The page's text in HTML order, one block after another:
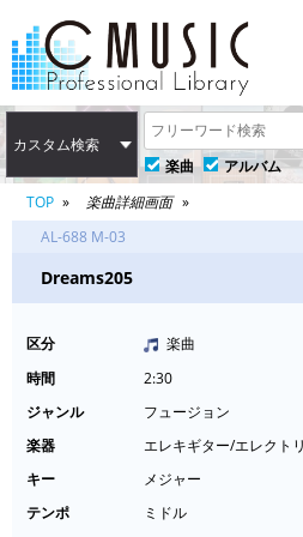
カスタム検索
楽曲
アルバム
TOP
楽曲詳細画面
AL-688 M-03
Dreams205
区分
楽曲
時間
2:30
ジャンル
フュージョン
楽器
エレキギター/エレクト
キー
メジャー
テンポ
ミドル